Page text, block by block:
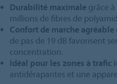
Durabilité maximalegrâce à
millions de fibres de
Confort de marche
de pas de 19 dB favorisent
concentration.
Idéal pour les zones à trafic
antidérapantes et une